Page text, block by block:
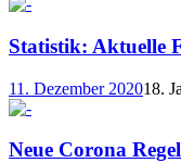
Statistik: Aktuelle
11. Dezember 202018.
Neue Corona